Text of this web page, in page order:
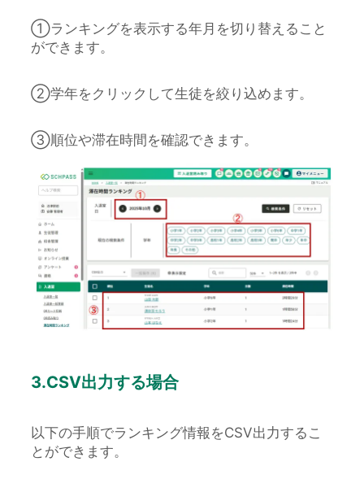
①ランキングを表示する年月を切り替えること
ができます。
②学年をクリックして生徒を絞り込めます。
③順位や滞在時間を確認できます。
3.CSV出力する場合
以下の手順でランキング情報をCSV出力するこ
とができます。